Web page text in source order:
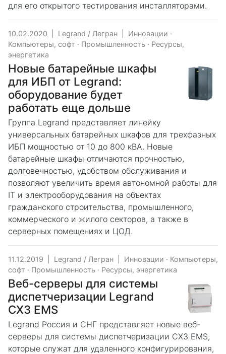
для его открытого тестирования инсталляторами.
10.02.2020 Legrand / Легран Инновации ·
Компьютеры, софт · Промышленность · Ресурсы,
энергетика
Новые батарейные шкафы
для ИБП от Legrand:
оборудование будет
работать еще дольше
Группа Legrand представляет линейку
универсальных батарейных шкафов для трехфазных
ИБП мощностью от 10 до 800 кВА. Новые
батарейные шкафы отличаются прочностью,
долговечностью, удобством обслуживания и
позволяют увеличить время автономной работы для
IT и электрооборудования на объектах
гражданского строительства, промышленного,
коммерческого и жилого секторов, а также в
серверных помещениях и ЦОД.
11.12.2019 Legrand / Легран Инновации · Компьютеры,
софт · Промышленность · Ресурсы, энергетика
Веб-серверы для системы
диспетчеризации Legrand
CX3 EMS
Legrand Россия и СНГ представляет новые веб-
серверы для системы диспетчеризации CX3 EMS,
которые служат для удаленного конфигурирования,